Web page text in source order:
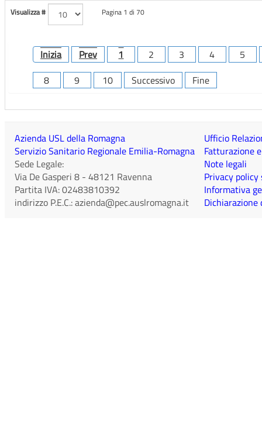
Visualizza # Pagina 1 di 70
Inizia Prev 1 2 3 4
5
8
9 10 Successivo Fine
Azienda USL della Romagna
Servizio Sanitario Regionale Emilia-Romagna
Sede Legale:
Via De Gasperi 8 - 48121 Ravenna
Partita IVA:02483810392
indirizzo P.E.C.:azienda@pec.auslromagna.it
Ufficio
Fatturazione
Note legali
Privacy
Informativa
Dichiarazione